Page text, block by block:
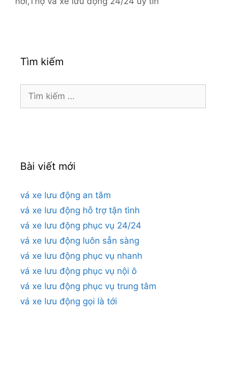
Tìm kiếm
Tìm
Bài viết mới
vá xe lưu động an tâm
vá xe lưu động hỗ trợ tận tình
vá xe lưu động phục vụ 24/24
vá xe lưu động luôn sẵn sàng
vá xe lưu động phục vụ nhanh
vá xe lưu động phục vụ nội ô
vá xe lưu động phục vụ trung tâm
vá xe lưu động gọi là tới